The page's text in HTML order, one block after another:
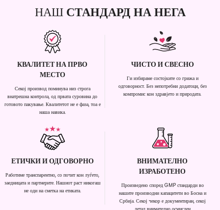
НАШ СТАНДАРД НА НЕГА
КВАЛИТЕТ НА ПРВО
МЕСТО
Секој производ поминува низ строга
внатрешна контрола, од првата суровина до
готовото пакување. Квалитетот не е фаза, тоа е
наша навика.
ЧИСТО И СВЕСНО
Ги избираме состојките со грижа и
одговорност. Без непотребни додатоци, без
компромис кон здравјето и природата.
ЕТИЧКИ И ОДГОВОРНО
Работиме транспарентно, со почит кон луѓето,
заедницата и партнерите. Нашиот раст никогаш
не оди на сметка на етиката.
ВНИМАТЕЛНО
ИЗРАБОТЕНО
Произведено според GMP стандарди во
нашите производни капацитети во Босна и
Србија. Секој чекор е документиран, секој